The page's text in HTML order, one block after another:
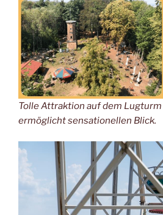
Tolle Attraktion auf dem
ermöglicht sensationellen Blick.